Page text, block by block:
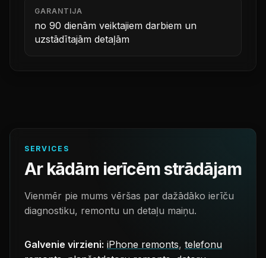
GARANTIJA
no 90 dienām veiktajiem darbiem un
uzstādītajām detaļām
SERVICES
Ar kādām ierīcēm strādājam
Vienmēr pie mums vēršas par dažādāko ierīču
diagnostiku, remontu un detaļu maiņu.
Galvenie virzieni: iPhone remonts, telefonu